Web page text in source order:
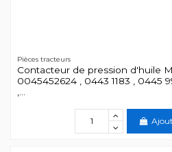
Pièces tracteurs
Contacteur de pression d'huile
0045452624 , 0443 1183 , 0445